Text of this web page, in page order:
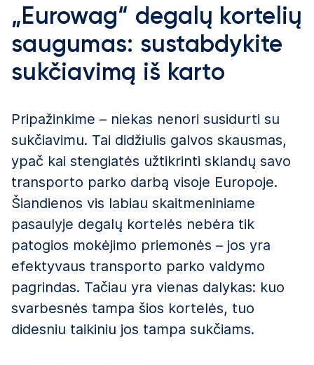
„Eurowag“ degalų kortelių
saugumas: sustabdykite
sukčiavimą iš karto
Pripažinkime – niekas nenori susidurti su
sukčiavimu. Tai didžiulis galvos skausmas,
ypač kai stengiatės užtikrinti sklandų savo
transporto parko darbą visoje Europoje.
Šiandienos vis labiau skaitmeniniame
pasaulyje degalų kortelės nebėra tik
patogios mokėjimo priemonės – jos yra
efektyvaus transporto parko valdymo
pagrindas. Tačiau yra vienas dalykas: kuo
svarbesnės tampa šios kortelės, tuo
didesniu taikiniu jos tampa sukčiams.